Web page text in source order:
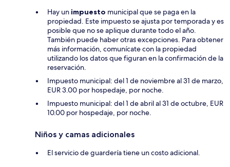
Hay unimpuesto municipal que se paga en la
propiedad. Este impuesto se ajusta por temporada y es
posible que no se aplique durante todo el año.
También puede haber otras excepciones. Para obtener
más información, comunícate con la propiedad
utilizando los datos que figuran en la confirmación de la
reservación.
Impuesto municipal: del 1 de noviembre al 31 de marzo,
EUR 3.00 por hospedaje, por noche.
Impuesto municipal: del 1 de abril al 31 de octubre, EUR
10.00 por hospedaje, por noche.
Niños y camas adicionales
El servicio de guardería tiene un costo adicional.